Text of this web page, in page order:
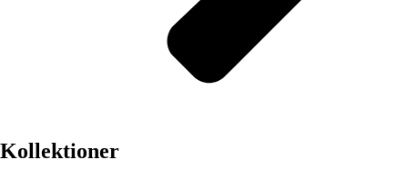
Kollektioner